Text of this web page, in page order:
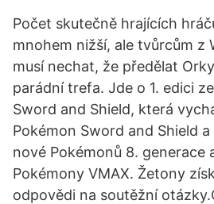
Počet skutečně hrajících
mnohem nižší, ale tvůrcům z
musí nechat, že předělat
parádní trefa. Jde o 1. edici
Sword and Shield, která
Pokémon Sword and Shield
nové Pokémonů 8. generace
Pokémony VMAX. Žetony
odpovědi na soutěžní